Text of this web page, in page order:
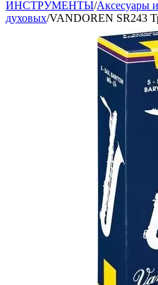
ИНСТРУМЕНТЫ/Аксесуары
духовых/VANDOREN SR243